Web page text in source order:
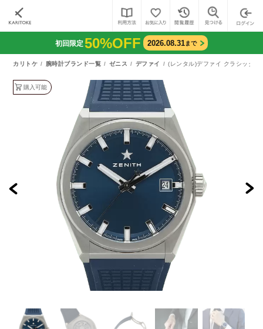
初回限定50%OFF 2026.08.31まで
カリトケ 腕時計ブランド一覧 ゼニス デファイ (レンタル)デファイ クラシック
購入可能